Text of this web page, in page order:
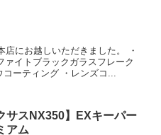
にお越しいただきました。 ・
イトブラックガラスフレーク
コーティング ・レンズコ...
サスNX350】EXキーパー
アム